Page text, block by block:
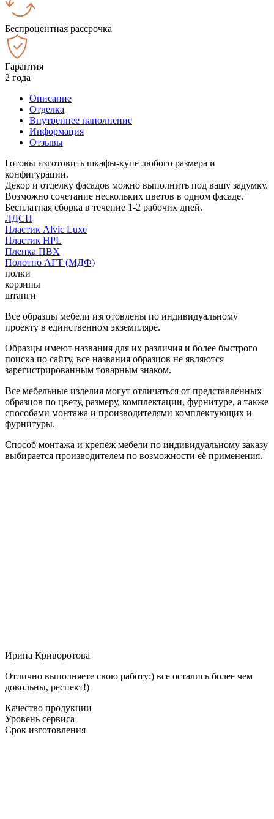
Беспроцентная рассрочка
Гарантия
2 года
Описание
Отделка
Внутреннее наполнение
Информация
Отзывы
Готовы изготовить шкафы-купе любого размера и
конфигурации.
Декор и отделку фасадов можно выполнить под вашу задумку.
Возможно сочетание нескольких цветов в одном фасаде.
Бесплатная сборка в течение 1-2 рабочих дней.
ЛДСП
Пластик Alvic Luxe
Пластик HPL
Пленка ПВХ
Полотно АГТ (МДФ)
полки
корзины
штанги
Все образцы мебели изготовлены по индивидуальному
проекту в единственном экземпляре.
Образцы имеют названия для их различия и более быстрого
поиска по сайту, все названия образцов не являются
зарегистрированным товарным знаком.
Все мебельные изделия могут отличаться от представленных
образцов по цвету, размеру, комплектации, фурнитуре, а также
способами монтажа и производителями комплектующих и
фурнитуры.
Способ монтажа и крепёж мебели по индивидуальному заказу
выбирается производителем по возможности её применения.
Ирина Криворотова
Отлично выполняете свою работу:) все остались более чем
довольны, респект!)
Качество продукции
Уровень сервиса
Срок изготовления